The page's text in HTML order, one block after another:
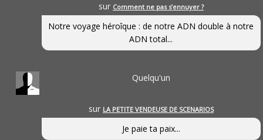
sur Comment ne pas s’ennuyer ?
Notre voyage héroîque : de notre ADN double à notre
ADN total...
Quelqu'un
sur LA PETITE VENDEUSE DE SCENARIOS
Je paie ta paix...